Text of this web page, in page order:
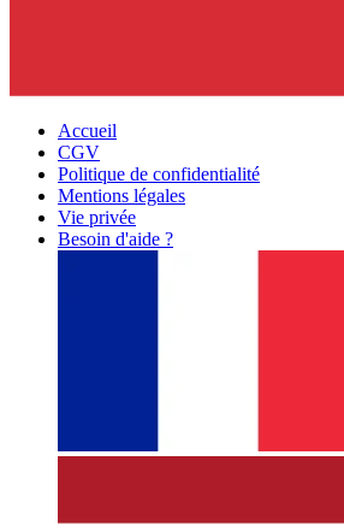
Accueil
CGV
Politique de confidentialité
Mentions légales
Vie privée
Besoin d'aide ?